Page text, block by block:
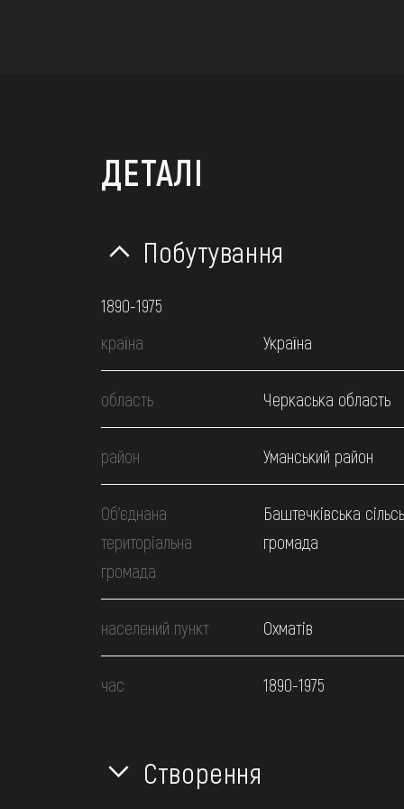
ДЕТАЛІ
Побутування
1890-1975
країна
Україна
область Черкаська область
район Уманський район
Об’єднана
територіальна
громада
Баштечківська
громада
населений пункт Охматів
час 1890-1975
Створення